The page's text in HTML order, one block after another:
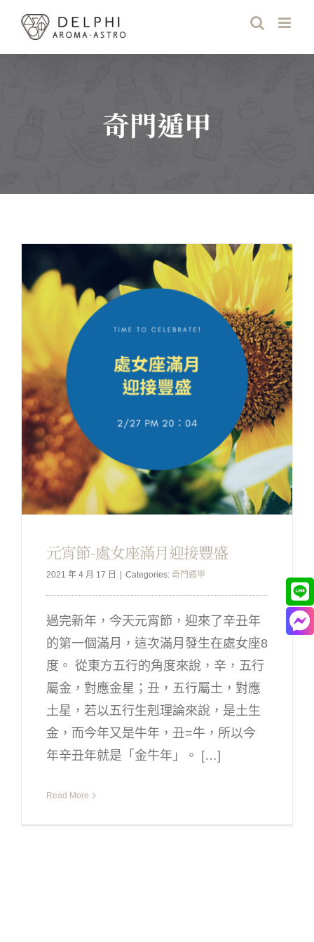
content
奇門遁甲
元宵節-處女座滿月迎接豐盛
2021 年 4 月 17 日 Categories: 奇門遁甲
過完新年，今天元宵節，迎來了辛丑年
的第一個滿月，這次滿月發生在處女座8
度。 從東方五行的角度來說，辛，五行
屬金，對應金星；丑，五行屬土，對應
土星，若以五行生剋理論來說，是土生
金，而今年又是牛年，丑=牛，所以今
年辛丑年就是「金牛年」。 […]
Read More